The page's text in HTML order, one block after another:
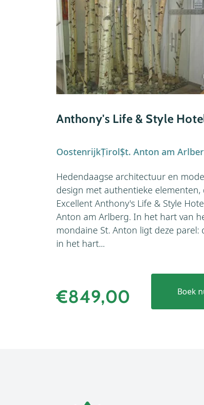
Anthony's Life & Style
OostenrijkTirolSt. Anton am
Hedendaagse architectuur en
design met authentieke elementen,
Excellent Anthony's Life & Style
Anton am Arlberg. In het hart van
mondaine St. Anton ligt deze parel:
in het hart...
€849,00 Boek